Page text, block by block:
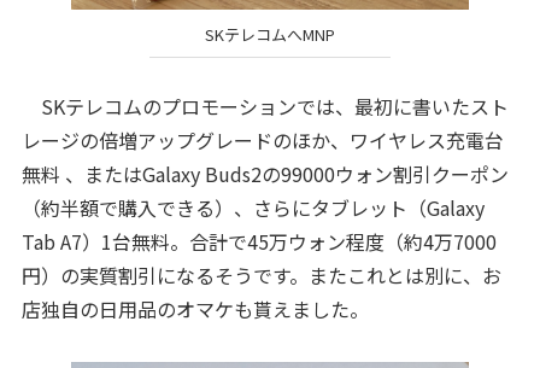
SKテレコムへMNP
SKテレコムのプロモーションでは、最初に書いたスト
レージの倍増アップグレードのほか、ワイヤレス充電台
無料 、またはGalaxy Buds2の99000ウォン割引クーポン
（約半額で購入できる）、さらにタブレット（Galaxy
Tab A7）1台無料。合計で45万ウォン程度（約4万7000
円）の実質割引になるそうです。またこれとは別に、お
店独自の日用品のオマケも貰えました。